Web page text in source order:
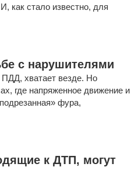
как стало известно, для
с нарушителями
хватает везде. Но
где напряженное движение и
фура,
к ДТП, могут